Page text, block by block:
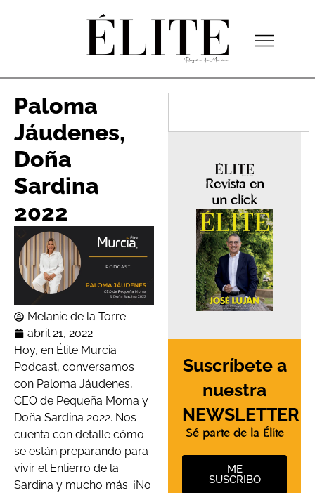
Paloma
Jáudenes,
Doña
Sardina
2022
Melanie de la Torre
abril 21, 2022
Hoy, en Élite Murcia
Podcast, conversamos
con Paloma Jáudenes,
CEO de Pequeña Moma y
Doña Sardina 2022. Nos
cuenta con detalle cómo
se están preparando para
vivir el Entierro de la
Sardina y mucho más. ¡No
Revista en
un click
Suscríbete a
nuestra
NEWSLETTER
Sé parte de la Élite
ME
SUSCRIBO